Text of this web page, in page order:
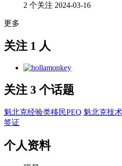
2 个关注 2024-03-16
更多
关注 1 人
关注 3 个话题
魁北克经验类移民PEQ 魁北克技
签证
个人资料